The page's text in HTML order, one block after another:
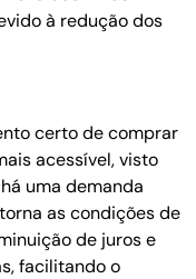
à redução dos
certo de comprar
acessível, visto
uma demanda
as condições de
de juros e
facilitando o